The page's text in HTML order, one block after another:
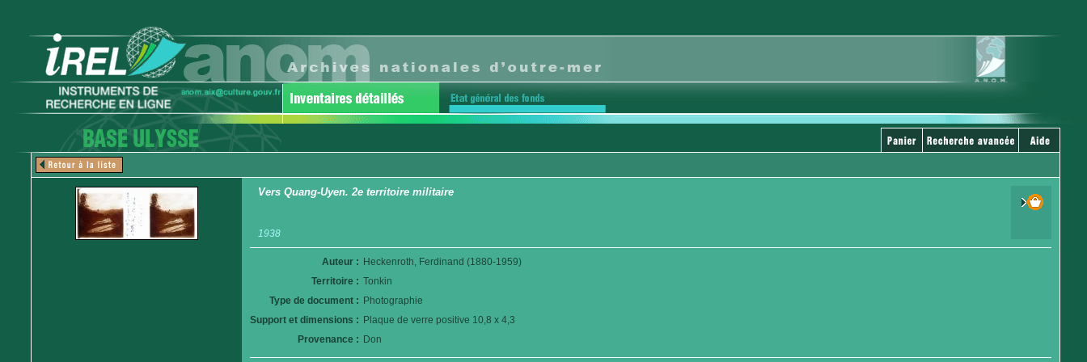
Vers Quang-Uyen. 2e territoire militaire
1938
Auteur : Heckenroth, Ferdinand (1880-1959)
Territoire : Tonkin
Type de document : Photographie
Support et dimensions : Plaque de verre positive 10,8 x 4,3
Provenance : Don